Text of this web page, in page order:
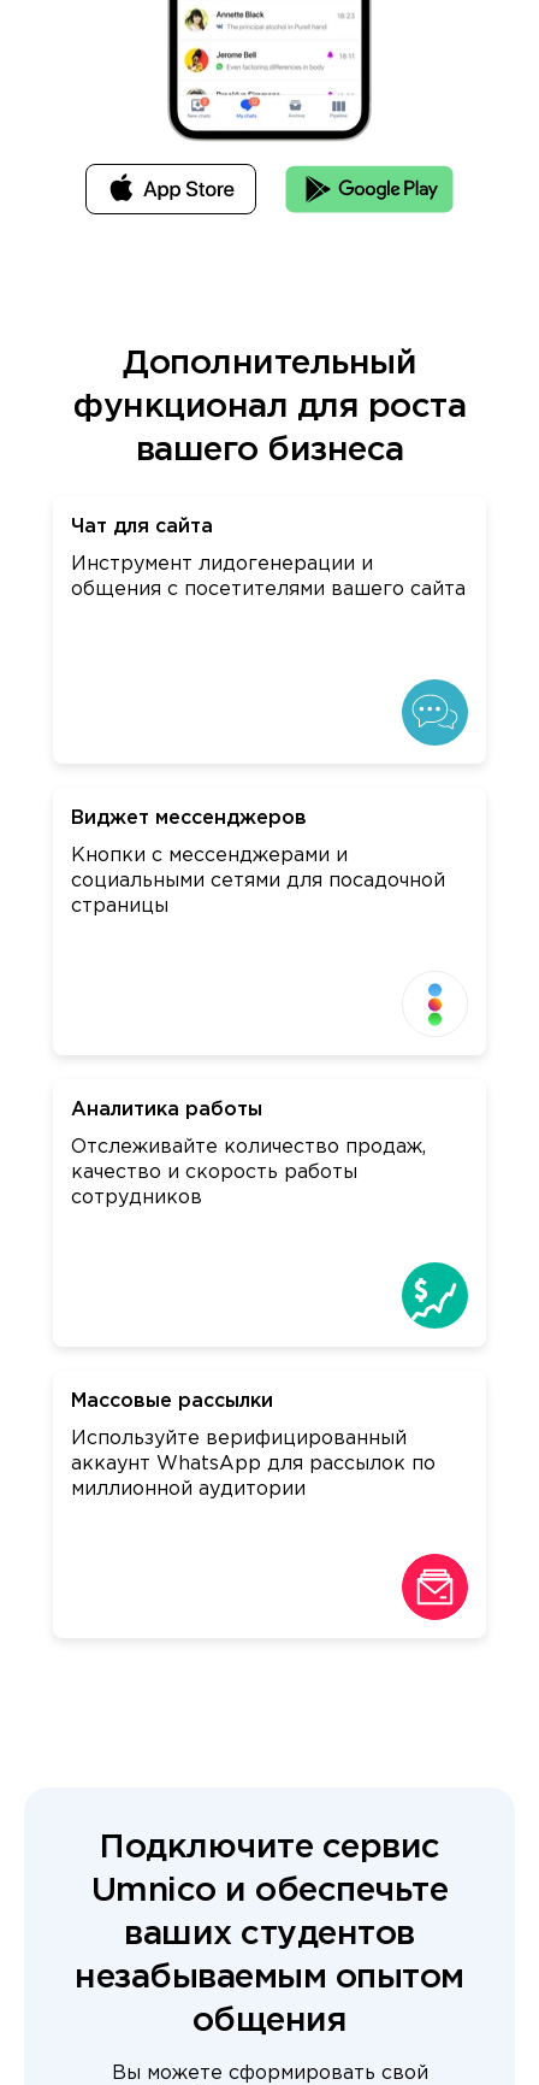
Дополнительный
функционал для роста
вашего бизнеса
Чат для сайта
Инструмент лидогенерации и
общения с посетителями вашего сайта
Виджет мессенджеров
Кнопки с мессенджерами и
социальными сетями для посадочной
страницы
Аналитика работы
Отслеживайте количество продаж,
качество и скорость работы
сотрудников
Массовые рассылки
Используйте верифицированный
аккаунт WhatsApp для рассылок по
миллионной аудитории
Подключите сервис
Umnico и обеспечьте
ваших студентов
незабываемым опытом
общения
Вы можете сформировать свой